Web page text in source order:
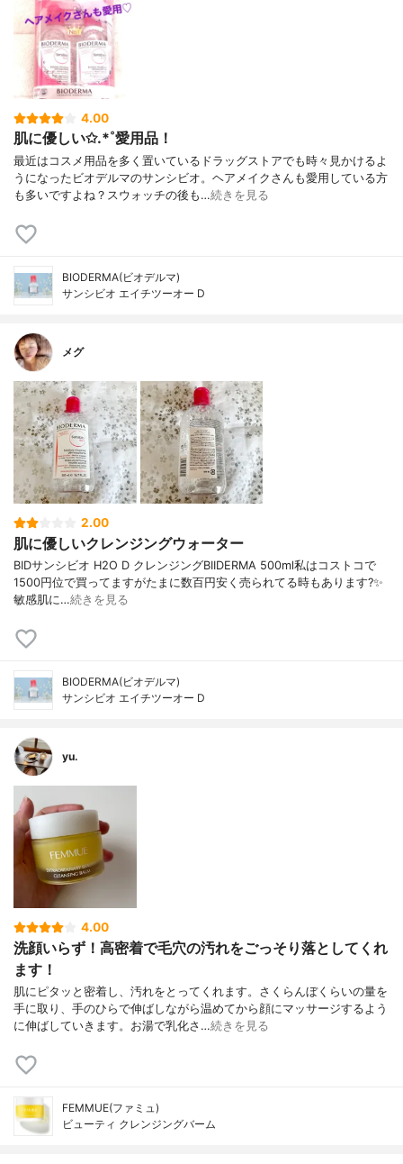
4.00
肌に優しい✩.*˚愛用品！
最近はコスメ用品を多く置いているドラッグストアでも時々見かけるよ
うになったビオデルマのサンシビオ。ヘアメイクさんも愛用している方
も多いですよね？スウォッチの後も…続きを見る
BIODERMA(ビオデルマ)
サンシビオ エイチツーオー D
メグ
2.00
肌に優しいクレンジングウォーター
BIDサンシビオ H2O D クレンジングBIIDERMA 500ml私はコストコで
1500円位で買ってますがたまに数百円安く売られてる時もあります?✨
敏感肌に…続きを見る
BIODERMA(ビオデルマ)
サンシビオ エイチツーオー D
yu.
4.00
洗顔いらず！高密着で毛穴の汚れをごっそり落としてくれ
ます！
肌にピタッと密着し、汚れをとってくれます。さくらんぼくらいの量を
手に取り、手のひらで伸ばしながら温めてから顔にマッサージするよう
に伸ばしていきます。お湯で乳化さ…続きを見る
FEMMUE(ファミュ)
ビューティ クレンジングバーム